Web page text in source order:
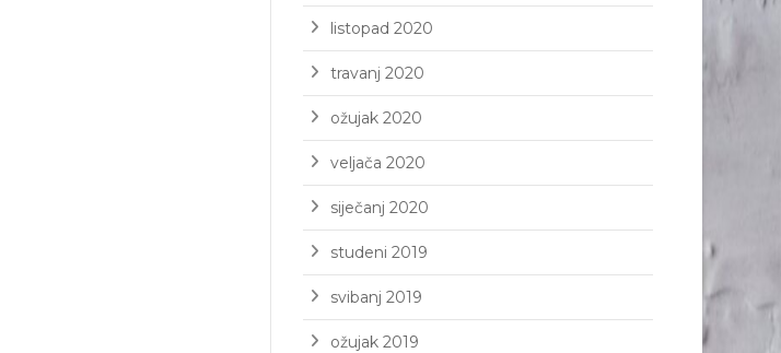
listopad 2020
travanj 2020
ožujak 2020
veljača 2020
siječanj 2020
studeni 2019
svibanj 2019
ožujak 2019